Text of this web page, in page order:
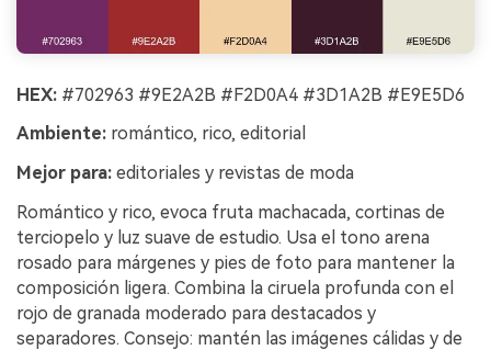
HEX: #702963 #9E2A2B #F2D0A4 #3D1A2B #E9E5D6
Ambiente: romántico, rico, editorial
Mejor para: editoriales y revistas de moda
Romántico y rico, evoca fruta machacada, cortinas de
terciopelo y luz suave de estudio. Usa el tono arena
rosado para márgenes y pies de foto para mantener la
composición ligera. Combina la ciruela profunda con el
rojo de granada moderado para destacados y
separadores. Consejo: mantén las imágenes cálidas y de